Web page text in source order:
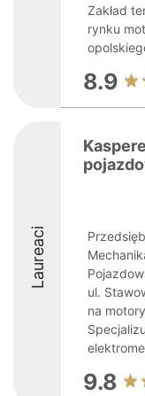
Zakład
rynku
8.9
Laureaci
ul.
na
9.8